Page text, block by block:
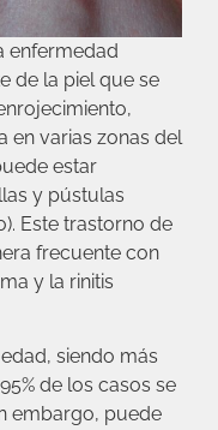
enfermedad
de la piel que se
en varias zonas del
estar
y pústulas
Este trastorno de
frecuente con
y la rinitis
siendo más
de los casos se
embargo, puede